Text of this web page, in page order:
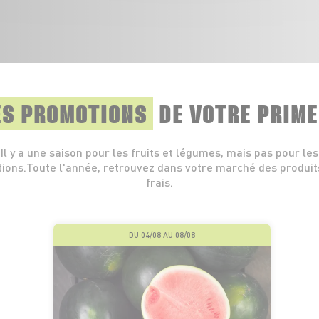
PROMOTIONS DE VOTRE
Il y a une saison pour les fruits et légumes, mais pas pour les
l'année, retrouvez dans votre marché des
frais.
DU 04/08 AU 08/08